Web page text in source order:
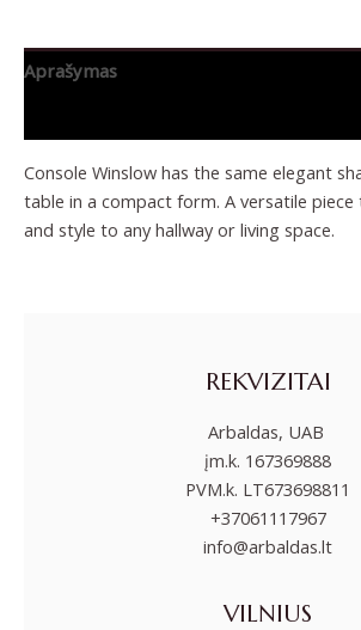
Aprašymas
Console Winslow has the same elegant
table in a compact form. A versatile
and style to any hallway or living space.
REKVIZITAI
Arbaldas, UAB
įm.k. 167369888
PVM.k. LT673698811
+37061117967
info@arbaldas.lt
VILNIUS